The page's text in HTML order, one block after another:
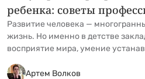
ребенка: советы
Развитие человека —
жизнь. Но именно в детстве
восприятие мира, умение
родители, няни и педагоги
Артем Волков